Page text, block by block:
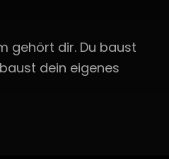
gehört dir. Du baust
dein eigenes